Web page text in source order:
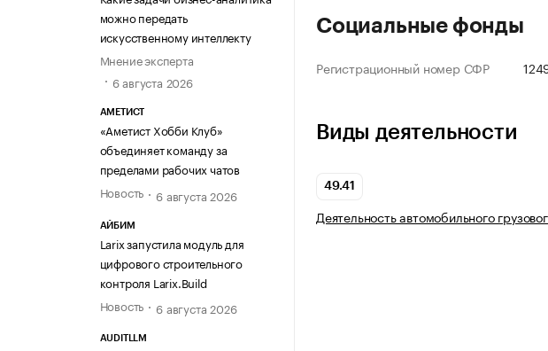
можно передать
искусственному интеллекту
Мнение эксперта
6 августа 2026
АМЕТИСТ
«Аметист Хобби Клуб»
объединяет команду за
пределами рабочих чатов
Новость
6 августа 2026
АЙБИМ
Larix запустила модуль для
цифрового строительного
контроля Larix.Build
Новость
6 августа 2026
AUDITLLM
Социальные фонды
Регистрационный номер СФР
Виды деятельности
49.41
Деятельность автомобильного